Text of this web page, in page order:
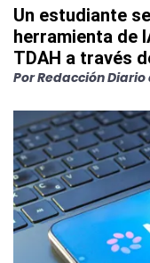
Un estudiante
herramienta de
TDAH a través
PorRedacción Diario